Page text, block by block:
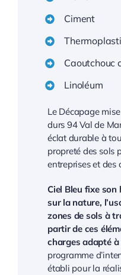
Ciment
Caoutchouc
Linoléum
Le Décapage
durs 94 Val de
éclat durable à
propreté des sols
entreprises et des
Ciel Bleu fixe son
sur la nature,
zones de sols à
partir de ces
charges adapté
programme
établi pour la